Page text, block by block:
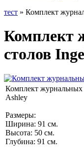
тест » Комплект
Комплект
столов
Комплект журнальных
Ashley
Размеры:
Ширина: 91 см.
Высота: 50 см.
Глубина: 91 см.